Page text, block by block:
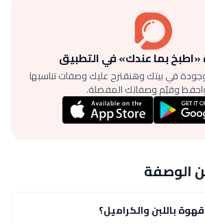
بما عندك» في التطبيق
في بيتك وهنقترح عليك وصفات تناسبها
وقيّم وصفاتك المفضلة.
الوصفة
باللبن والكراميل؟